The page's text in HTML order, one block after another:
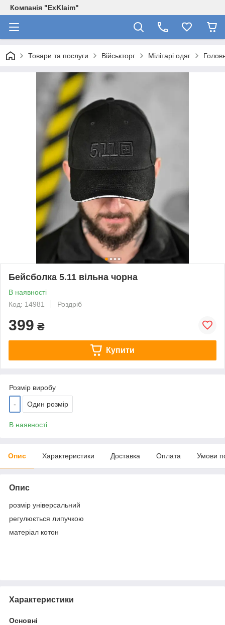
Компанія "ExKlaim"
Товари та послуги Військторг Мілітарі одяг
Бейсболка 5.11 вільна чорна
В наявності
Код: 14981
Роздріб
399 ₴
Купити
Розмір виробу
- Один розмір
В наявності
Опис Характеристики Доставка Оплата Умови
Опис
розмір універсальний
регулюється липучкою
матеріал котон
Характеристики
Основні